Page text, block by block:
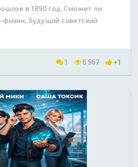
в 1890 год. Сможет ли
будущий советский
1 6 567 +1